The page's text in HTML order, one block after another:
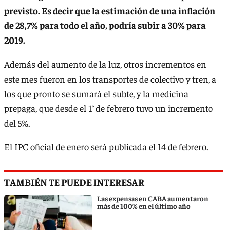
previsto. Es decir que la estimación de una inflación
de 28,7% para todo el año, podría subir a 30% para
2019.
Además del aumento de la luz, otros incrementos en
este mes fueron en los transportes de colectivo y tren, a
los que pronto se sumará el subte, y la medicina
prepaga, que desde el 1° de febrero tuvo un incremento
del 5%.
El IPC oficial de enero será publicada el 14 de febrero.
TAMBIÉN TE PUEDE INTERESAR
Las expensas en CABA aumentaron
más de 100% en el último año